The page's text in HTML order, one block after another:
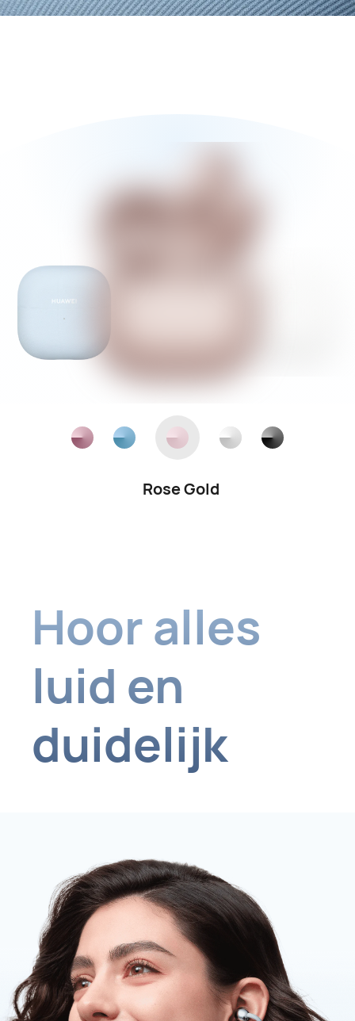
Wit
Hoor alles
luid en
duidelijk